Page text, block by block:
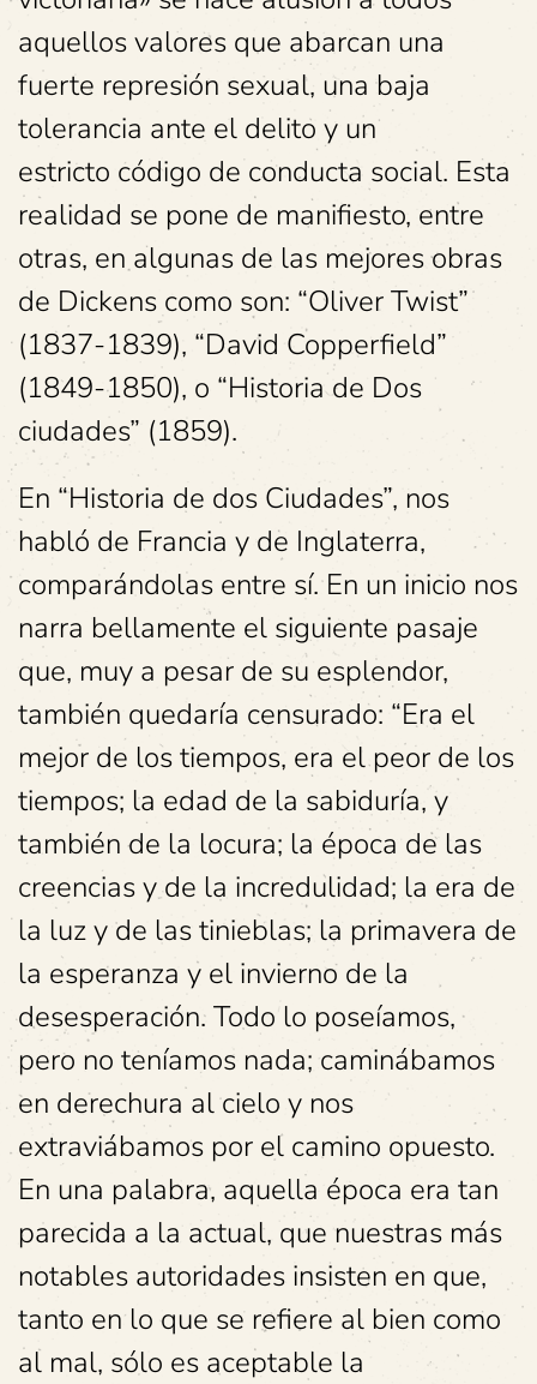
aquellos valores que abarcan una
fuerte represión sexual, una baja
tolerancia ante el delito y un
estricto código de conducta social. Esta
realidad se pone de manifiesto, entre
otras, en algunas de las mejores obras
de Dickens como son: “Oliver Twist”
(1837-1839), “David Copperfield”
(1849-1850), o “Historia de Dos
ciudades” (1859).
En “Historia de dos Ciudades”, nos
habló de Francia y de Inglaterra,
comparándolas entre sí. En un inicio nos
narra bellamente el siguiente pasaje
que, muy a pesar de su esplendor,
también quedaría censurado: “Era el
mejor de los tiempos, era el peor de los
tiempos; la edad de la sabiduría, y
también de la locura; la época de las
creencias y de la incredulidad; la era de
la luz y de las tinieblas; la primavera de
la esperanza y el invierno de la
desesperación. Todo lo poseíamos,
pero no teníamos nada; caminábamos
en derechura al cielo y nos
extraviábamos por el camino opuesto.
En una palabra, aquella época era tan
parecida a la actual, que nuestras más
notables autoridades insisten en que,
tanto en lo que se refiere al bien como
al mal, sólo es aceptable la